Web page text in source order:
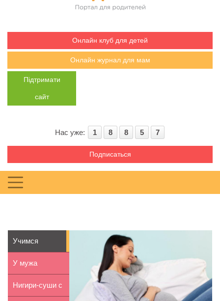
Онлайн клуб для детей
Онлайн журнал для мам
Підтримати
сайт
Нас уже: 1 8 8 5 7
Подписаться
Учимся
расслаблятся
во время бе...
У мужа
пропала
Нигири-суши с